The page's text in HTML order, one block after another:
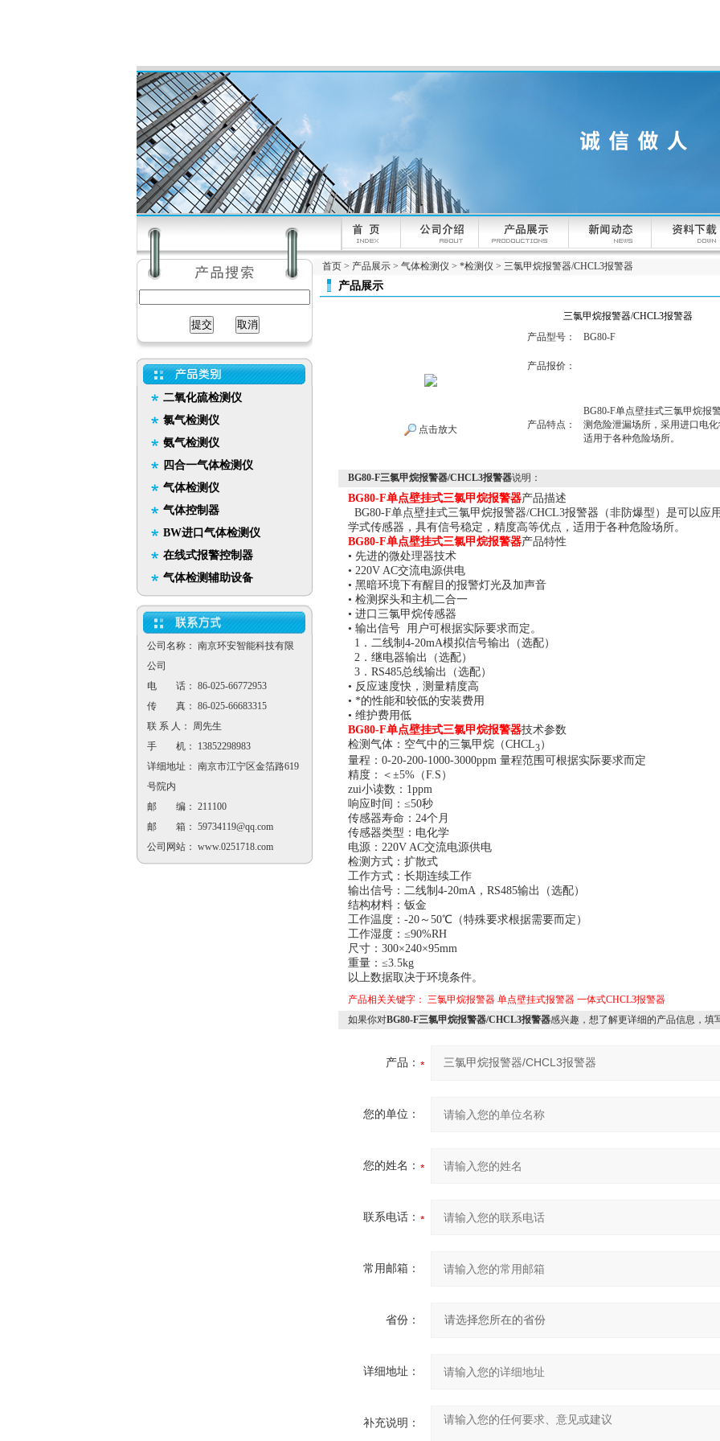
二氧化硫检测仪
氯气检测仪
氨气检测仪
四合一气体检测仪
气体检测仪
气体控制器
BW进口气体检测仪
在线式报警控制器
气体检测辅助设备
公司名称： 南京环安智能科技有限
公司
电 话： 86-025-66772953
传 真： 86-025-66683315
联 系 人： 周先生
手 机： 13852298983
详细地址： 南京市江宁区金箔路619
号院内
邮 编： 211100
邮 箱： 59734119@qq.com
公司网站： www.0251718.com
首页 > 产品展示 > 气体检测仪 > *检测仪 > 三氯甲烷报警器/CHCL3报警器
产品展示
三氯甲烷报警器/CHCL3报警器
点击放大
产品型号： BG80-F
产品报价：
产品特点：
BG80-F单点壁挂式三氯甲烷报
测危险泄漏场所，采用进口电
适用于各种危险场所。
BG80-F三氯甲烷报警器/CHCL3报警器说明：
BG80-F单点壁挂式三氯甲烷报警器产品描述
BG80-F单点壁挂式三氯甲烷报警器/CHCL3报警器（非防爆型）是可以应
学式传感器，具有信号稳定，精度高等优点，适用于各种危险场所。
BG80-F单点壁挂式三氯甲烷报警器产品特性
• 先进的微处理器技术
• 220V AC交流电源供电
• 黑暗环境下有醒目的报警灯光及加声音
• 检测探头和主机二合一
• 进口三氯甲烷传感器
• 输出信号 用户可根据实际要求而定。
1．二线制4-20mA模拟信号输出（选配）
2．继电器输出（选配）
3．RS485总线输出（选配）
• 反应速度快，测量精度高
• *的性能和较低的安装费用
• 维护费用低
BG80-F单点壁挂式三氯甲烷报警器技术参数
检测气体：空气中的三氯甲烷（CHCL3）
量程：0-20-200-1000-3000ppm 量程范围可根据实际要求而定
精度：＜±5%（F.S）
zui小读数：1ppm
响应时间：≤50秒
传感器寿命：24个月
传感器类型：电化学
电源：220V AC交流电源供电
检测方式：扩散式
工作方式：长期连续工作
输出信号：二线制4-20mA，RS485输出（选配）
结构材料：钣金
工作温度：-20～50℃（特殊要求根据需要而定）
工作湿度：≤90%RH
尺寸：300×240×95mm
重量：≤3.5kg
以上数据取决于环境条件。
产品相关关键字： 三氯甲烷报警器 单点壁挂式报警器 一体式CHCL3报警器
如果你对BG80-F三氯甲烷报警器/CHCL3报警器感兴趣，想了解更详细的产品信息，填
产品：
您的单位：
您的姓名：
联系电话：
常用邮箱：
省份：
详细地址：
补充说明：